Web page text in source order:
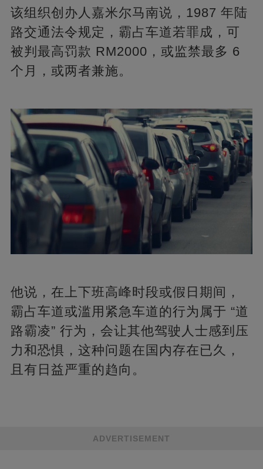
该组织创办人嘉米尔马南说，1987 年陆
路交通法令规定，霸占车道若罪成，可
被判最高罚款 RM2000，或监禁最多 6
个月，或两者兼施。
他说，在上下班高峰时段或假日期间，
霸占车道或滥用紧急车道的行为属于 “道
路霸凌” 行为，会让其他驾驶人士感到压
力和恐惧，这种问题在国内存在已久，
且有日益严重的趋向。
ADVERTISEMENT